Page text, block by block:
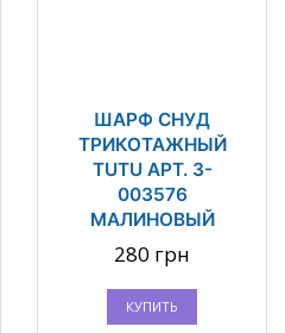
ШАРФ СНУД
ТРИКОТАЖНЫЙ
TUTU АРТ. 3-
003576
МАЛИНОВЫЙ
280 грн
КУПИТЬ